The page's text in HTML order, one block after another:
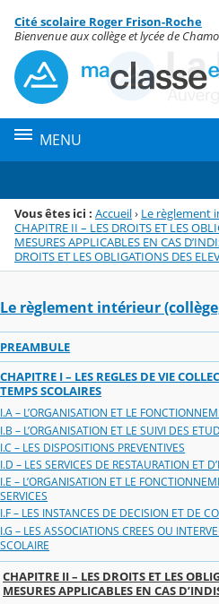
Menu de la rubrique
Contenu
Cité scolaire Roger Frison-Roche
Bienvenue aux collège et lycée de
MENU
Vous êtes ici : Accueil› Le règlement
CHAPITRE II – LES DROITS ET LES
MESURES APPLICABLES EN CAS
DROITS ET LES OBLIGATIONS DES
Le règlement intérieur
PREAMBULE
CHAPITRE I – LES REGLES DE VIE
TEMPS SCOLAIRES
I.A – L’ORGANISATION ET LE
I.B – L’ORGANISATION ET LE SUIVI DES
I.C – LES DISPOSITIONS PREVENTIVES
I.D – LES SERVICES DE RESTAURATION ET
I.E – L’ORGANISATION ET LE
SERVICES
I.F – LES INSTANCES DE DECISION ET DE
I.G – LES ASSOCIATIONS CREES OU
SCOLAIRE
CHAPITRE II – LES DROITS ET LES
MESURES APPLICABLES EN CAS